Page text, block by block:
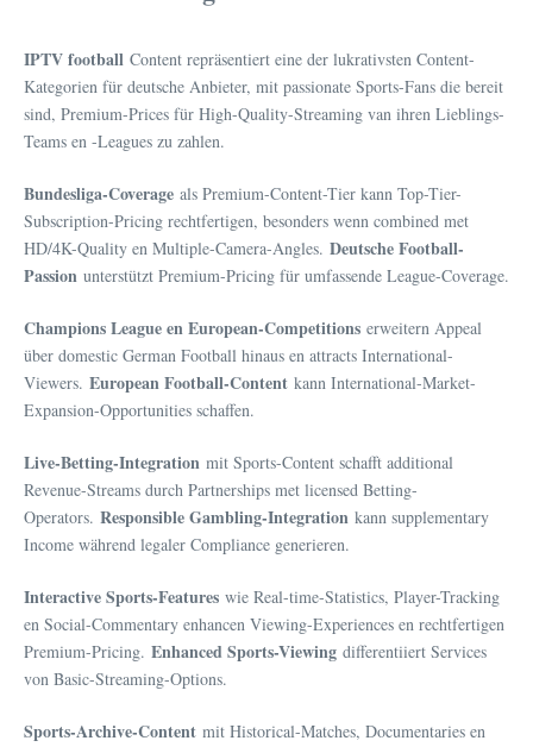
IPTV football Content repräsentiert eine der lukrativsten Content-
Kategorien für deutsche Anbieter, mit passionate Sports-Fans die bereit
sind, Premium-Prices für High-Quality-Streaming van ihren Lieblings-
Teams en -Leagues zu zahlen.
Bundesliga-Coverage als Premium-Content-Tier kann Top-Tier-
Subscription-Pricing rechtfertigen, besonders wenn combined met
HD/4K-Quality en Multiple-Camera-Angles. Deutsche Football-
Passion unterstützt Premium-Pricing für umfassende League-Coverage.
Champions League en European-Competitions erweitern Appeal
über domestic German Football hinaus en attracts International-
Viewers. European Football-Content kann International-Market-
Expansion-Opportunities schaffen.
Live-Betting-Integration mit Sports-Content schafft additional
Revenue-Streams durch Partnerships met licensed Betting-
Operators. Responsible Gambling-Integration kann supplementary
Income während legaler Compliance generieren.
Interactive Sports-Features wie Real-time-Statistics, Player-Tracking
en Social-Commentary enhancen Viewing-Experiences en rechtfertigen
Premium-Pricing. Enhanced Sports-Viewing differentiiert Services
von Basic-Streaming-Options.
Sports-Archive-Content mit Historical-Matches, Documentaries en